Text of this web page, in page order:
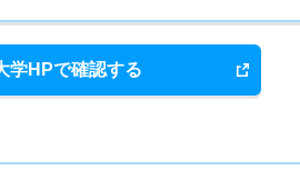
学HPで確認する